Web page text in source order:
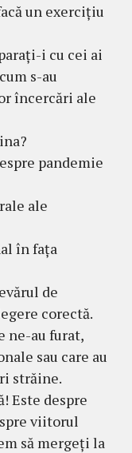
un exercițiu
i cu cei ai
s-au
încercări ale
pandemie
ale
în fața
de
corectă.
ne-au furat,
sau care au
străine.
Este despre
viitorul
să mergeți la